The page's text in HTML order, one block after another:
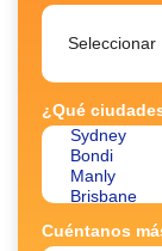
¿Qué
Cuéntanos